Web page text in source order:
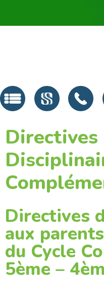
Directives
Directives
aux
du Cycle
5ème –